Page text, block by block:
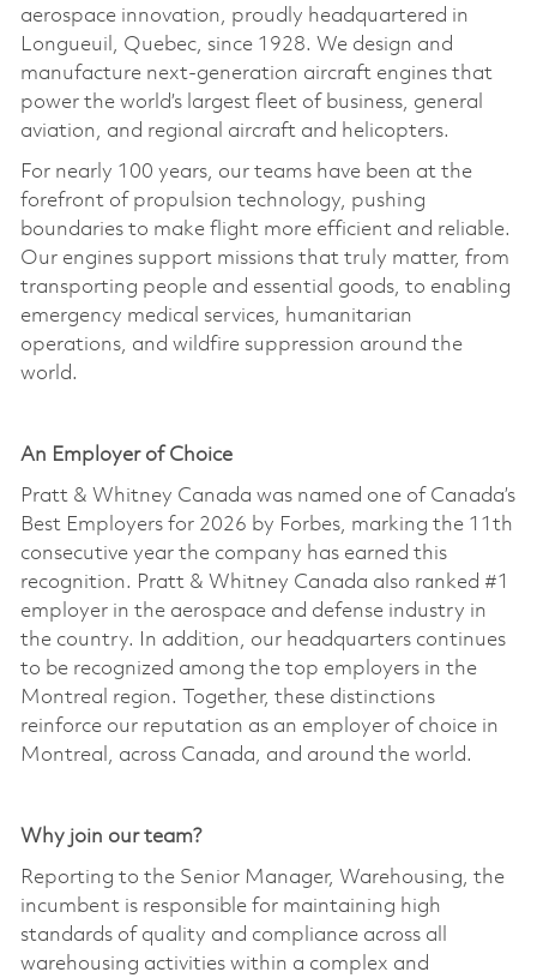
aerospace innovation, proudly headquartered in
Longueuil, Quebec, since 1928. We design and
manufacture next-generation aircraft engines that
power the world’s largest fleet of business, general
aviation, and regional aircraft and helicopters.
For nearly 100 years, our teams have been at the
forefront of propulsion technology, pushing
boundaries to make flight more efficient and reliable.
Our engines support missions that truly matter, from
transporting people and essential goods, to enabling
emergency medical services, humanitarian
operations, and wildfire suppression around the
world.
An Employer of Choice
Pratt & Whitney Canada was named one of Canada’s
Best Employers for 2026 by Forbes, marking the 11th
consecutive year the company has earned this
recognition. Pratt & Whitney Canada also ranked #1
employer in the aerospace and defense industry in
the country. In addition, our headquarters continues
to be recognized among the top employers in the
Montreal region. Together, these distinctions
reinforce our reputation as an employer of choice in
Montreal, across Canada, and around the world.
Why join our team?
Reporting to the Senior Manager, Warehousing, the
incumbent is responsible for maintaining high
standards of quality and compliance across all
warehousing activities within a complex and